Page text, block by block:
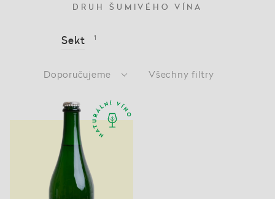
DRUH ŠUMIVÉHO VÍNA
Sekt 1
Doporučujeme Všechny filtry